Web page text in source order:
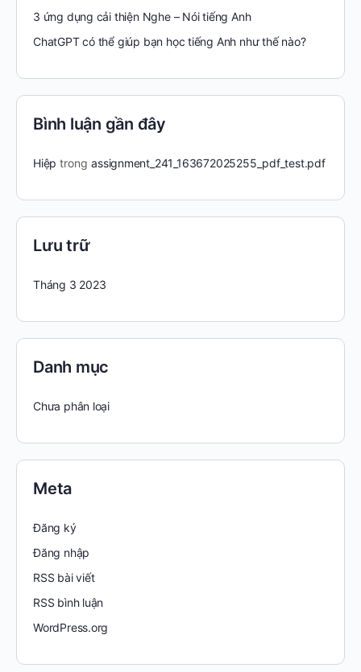
3 ứng dụng cải thiện Nghe – Nói tiếng Anh
ChatGPT có thể giúp bạn học tiếng Anh như thế nào?
Bình luận gần đây
Hiệp trongassignment_241_163672025255_pdf_test.pdf
Lưu trữ
Tháng 3 2023
Danh mục
Chưa phân loại
Meta
Đăng ký
Đăng nhập
RSS bài viết
RSS bình luận
WordPress.org